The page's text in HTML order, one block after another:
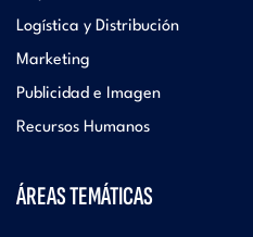
Logística y Distribución
Marketing
Publicidad e Imagen
Recursos Humanos
ÁREAS TEMÁTICAS